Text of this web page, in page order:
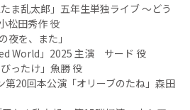
ま乱太郎」五年生単独ライブ 〜どう
松田秀作 役
夜を、また」
World」2025 主演 サード 役
ったけ」魚勝 役
20回本公演「オリーブのたね」森田